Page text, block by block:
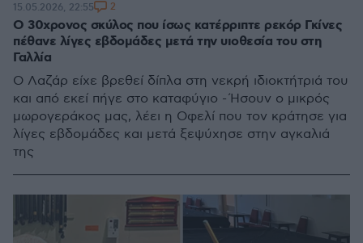
Ο 30χρονος σκύλος που ίσως κατέρριπτε ρεκόρ Γκίνες
πέθανε λίγες εβδομάδες μετά την υιοθεσία του στη
Γαλλία
Ο Λαζάρ είχε βρεθεί δίπλα στη νεκρή ιδιοκτήτριά του
και από εκεί πήγε στο καταφύγιο - Ήσουν ο μικρός
μωρογεράκος μας, λέει η Οφελί που τον κράτησε για
λίγες εβδομάδες και μετά ξεψύχησε στην αγκαλιά
της
15.05.2026, 22:55 2